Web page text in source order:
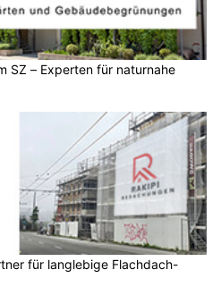
SZ – Experten für naturnahe
für langlebige Flachdach-